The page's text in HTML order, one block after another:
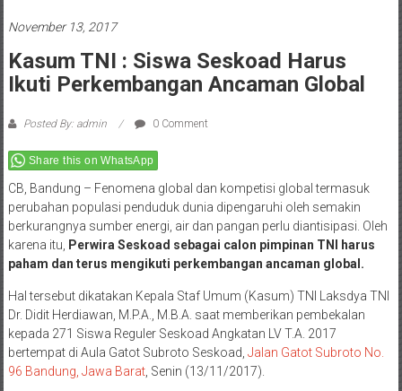
November 13, 2017
Kasum TNI : Siswa Seskoad Harus
Ikuti Perkembangan Ancaman Global
Posted By: admin 0 Comment
Share this on WhatsApp
CB, Bandung – Fenomena global dan kompetisi global termasuk
perubahan populasi penduduk dunia dipengaruhi oleh semakin
berkurangnya sumber energi, air dan pangan perlu diantisipasi. Oleh
karena itu, Perwira Seskoad sebagai calon pimpinan TNI harus
paham dan terus mengikuti perkembangan ancaman global.
Hal tersebut dikatakan Kepala Staf Umum (Kasum) TNI Laksdya TNI
Dr. Didit Herdiawan, M.P.A., M.B.A. saat memberikan pembekalan
kepada 271 Siswa Reguler Seskoad Angkatan LV T.A. 2017
bertempat di Aula Gatot Subroto Seskoad, Jalan Gatot Subroto No.
96 Bandung, Jawa Barat, Senin (13/11/2017).